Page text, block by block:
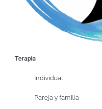
Terapia
Individual
Pareja y familia